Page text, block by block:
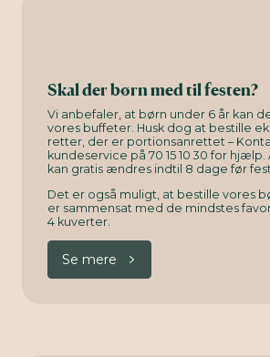
Skal der børn med til festen?
Vi anbefaler, at børn under 6 år kan
vores buffeter. Husk dog at bestille
retter, der er portionsanrettet –
kundeservice på 70 15 10 30 for
kan gratis ændres indtil 8 dage før
Det er også muligt, at bestille vores
er sammensat med de mindstes
4 kuverter.
Se mere